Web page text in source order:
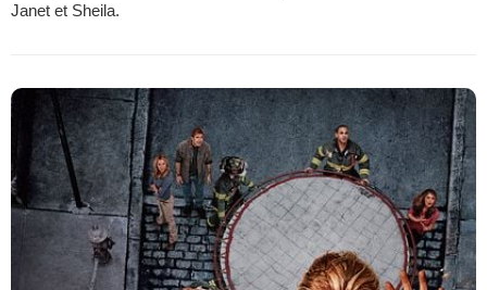
Janet et Sheila.